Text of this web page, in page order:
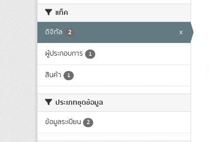
แท็ค
ดิจิทัล 2 x
ผู้ประกอบการ 1
สินค้า 1
ประเภทชุดข้อมูล
ข้อมูลระเบียน 2